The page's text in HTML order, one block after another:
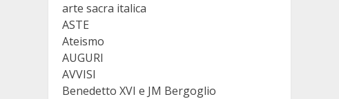
arte sacra italica
ASTE
Ateismo
AUGURI
AVVISI
Benedetto XVI e JM Bergoglio